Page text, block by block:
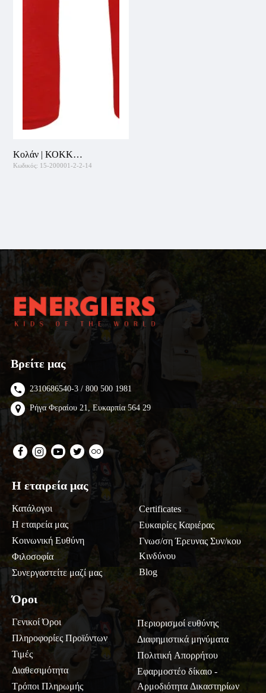
Κολάν | ΚΟΚΚΙΝΟ
Κωδικός: 15-200001-2-2-14
Βρείτε μας
2310686540-3 / 800 500 1981
Ρήγα Φεραίου 21, Ευκαρπία 564 29
Η εταιρεία μας
Κατάλογοι
Η εταιρεία μας
Κοινωνική Ευθύνη
Φιλοσοφία
Συνεργαστείτε μαζί μας
Certificates
Ευκαιρίες Καριέρας
Γνωσ/ση Έρευνας Συν/κου
Κινδύνου
Blog
Όροι
Γενικοί Όροι
Πληροφορίες Προϊόντων
Τιμές
Διαθεσιμότητα
Τρόποι Πληρωμής
Περιορισμοί ευθύνης
Διαφημιστικά μηνύματα
Πολιτική Απορρήτου
Εφαρμοστέο δίκαιο -
Αρμοδιότητα Δικαστηρίων